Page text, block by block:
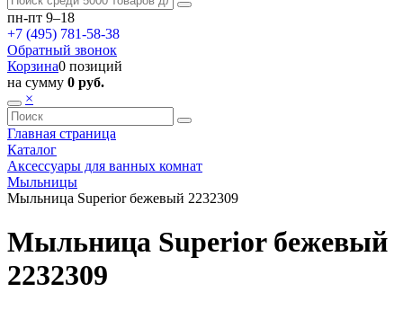
пн-пт 9–18
+7 (495) 781-58-38
Обратный звонок
Корзина0 позиций
на сумму 0 руб.
×
Главная страница
Каталог
Аксессуары для ванных комнат
Мыльницы
Мыльница Superior бежевый 2232309
Мыльница Superior бежевый
2232309